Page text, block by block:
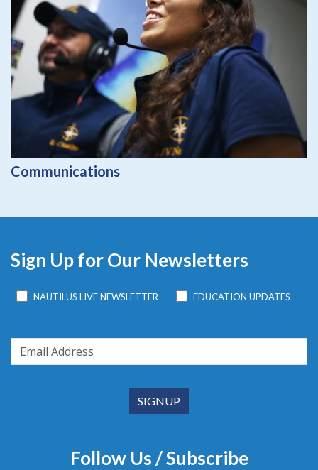
Communications
Sign Up for Our Newsletters
NAUTILUS LIVE NEWSLETTER EDUCATION UPDATES
Follow Us / Subscribe